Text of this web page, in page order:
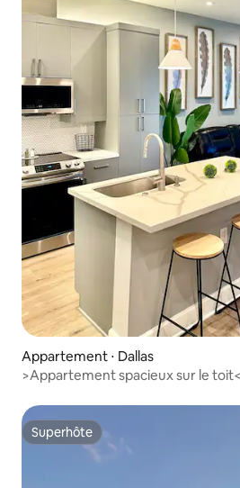
Appartement ⋅ Dallas
>Appartement spacieux sur le
Superhôte
Superhôte